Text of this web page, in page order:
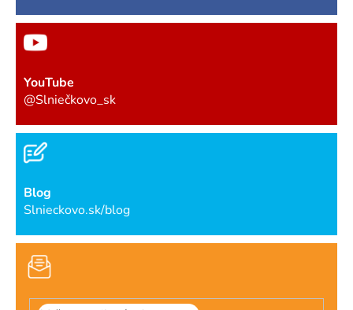
YouTube
@Slniečkovo_sk
Blog
Slnieckovo.sk/blog